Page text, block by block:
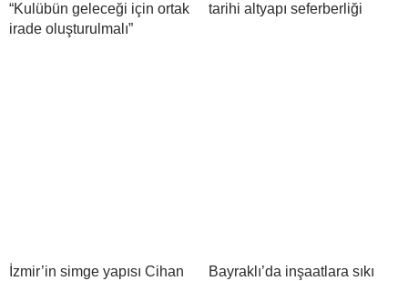
“Kulübün geleceği için ortak
irade oluşturulmalı”
tarihi altyapı seferberliği
İzmir’in simge yapısı Cihan
Bayraklı’da inşaatlara sıkı